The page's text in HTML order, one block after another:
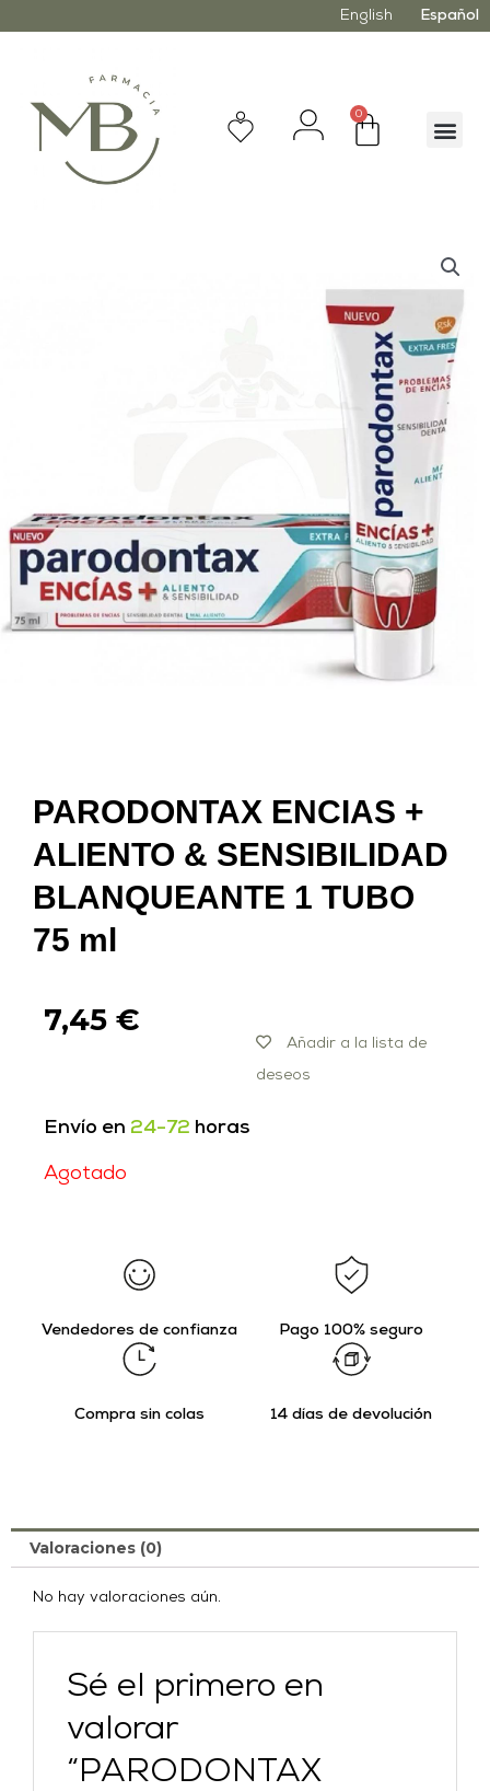
English Español
0
PARODONTAX ENCIAS +
ALIENTO & SENSIBILIDAD
BLANQUEANTE 1 TUBO
75 ml
7,45 €
Añadir a la lista de
deseos
Envío en 24-72 horas
Agotado
Vendedores de confianza Pago 100% seguro
Compra sin colas 14 días de devolución
Valoraciones (0)
No hay valoraciones aún.
Sé el primero en
valorar
“PARODONTAX